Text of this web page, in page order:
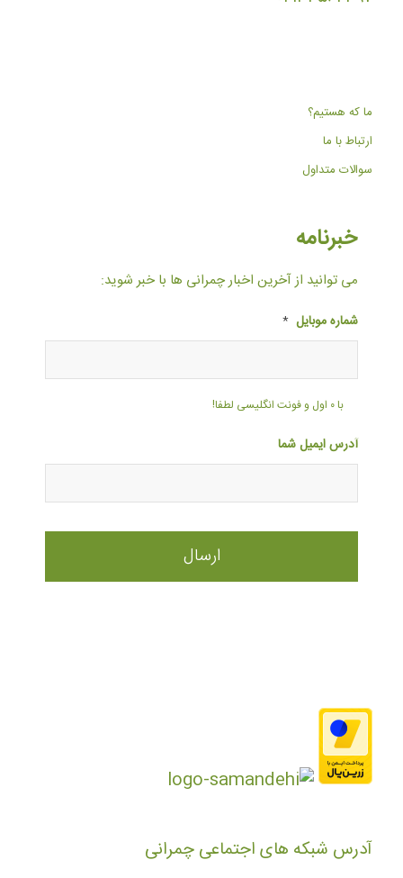
ما که هستیم؟
ارتباط با ما
سوالات متداول
خبرنامه
می توانید از آخرین اخبار چمرانی ها با خبر شوید:
شماره موبایل *
با ۰ اول و فونت انگلیسی لطفا!
آدرس ایمیل شما
آدرس شبکه های اجتماعی چمرانی